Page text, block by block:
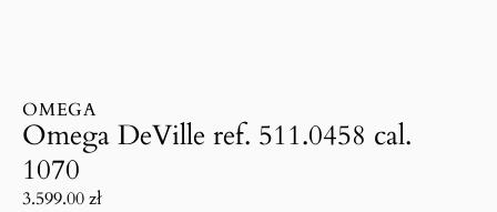
OMEGA
Omega DeVille ref. 511.0458 cal.
1070
3.599.00zł